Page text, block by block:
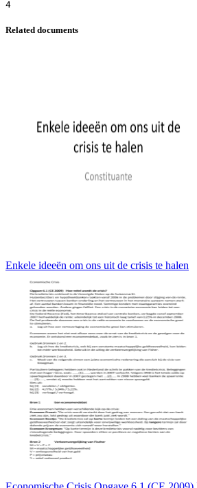
Related documents
Enkele ideeën om ons uit de crisis te halen